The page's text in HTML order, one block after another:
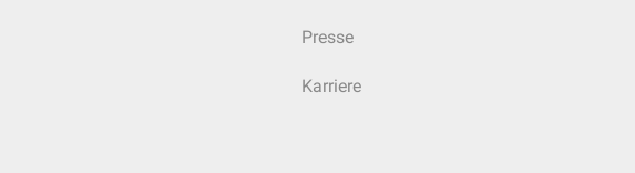
Presse
Karriere